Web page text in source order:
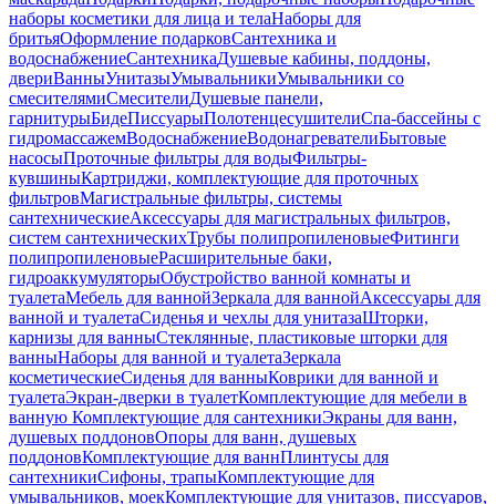
наборы косметики для лица и телаНаборы для
бритьяОформление подарковСантехника и
водоснабжениеСантехникаДушевые кабины, поддоны,
двериВанныУнитазыУмывальникиУмывальники со
смесителямиСмесителиДушевые панели,
гарнитурыБидеПиссуарыПолотенцесушителиСпа-бассейны с
гидромассажемВодоснабжениеВодонагревателиБытовые
насосыПроточные фильтры для водыФильтры-
кувшиныКартриджи, комплектующие для проточных
фильтровМагистральные фильтры, системы
сантехническиеАксессуары для магистральных фильтров,
систем сантехническихТрубы полипропиленовыеФитинги
полипропиленовыеРасширительные баки,
гидроаккумуляторыОбустройство ванной комнаты и
туалетаМебель для ваннойЗеркала для ваннойАксессуары для
ванной и туалетаСиденья и чехлы для унитазаШторки,
карнизы для ванныСтеклянные, пластиковые шторки для
ванныНаборы для ванной и туалетаЗеркала
косметическиеСиденья для ванныКоврики для ванной и
туалетаЭкран-дверки в туалетКомплектующие для мебели в
ванную Комплектующие для сантехникиЭкраны для ванн,
душевых поддоновОпоры для ванн, душевых
поддоновКомплектующие для ваннПлинтусы для
сантехникиСифоны, трапыКомплектующие для
умывальников, моекКомплектующие для унитазов, писсуаров,